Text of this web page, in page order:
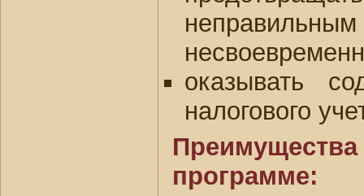
оказывать
налогового
программе: